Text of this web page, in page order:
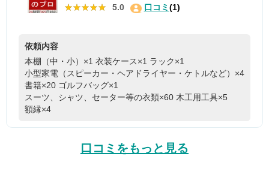
★★★★★
★★★★★ 5.0 口コミ(1)
依頼内容
本棚（中・小）×1 衣装ケース×1 ラック×1
小型家電（スピーカー・ヘアドライヤー・ケトルなど）×4
書籍×20 ゴルフバッグ×1
スーツ、シャツ、セーター等の衣類×60 木工用工具×5
額縁×4
口コミをもっと見る